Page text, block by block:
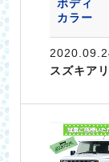
ボディ
カラー
スズキア